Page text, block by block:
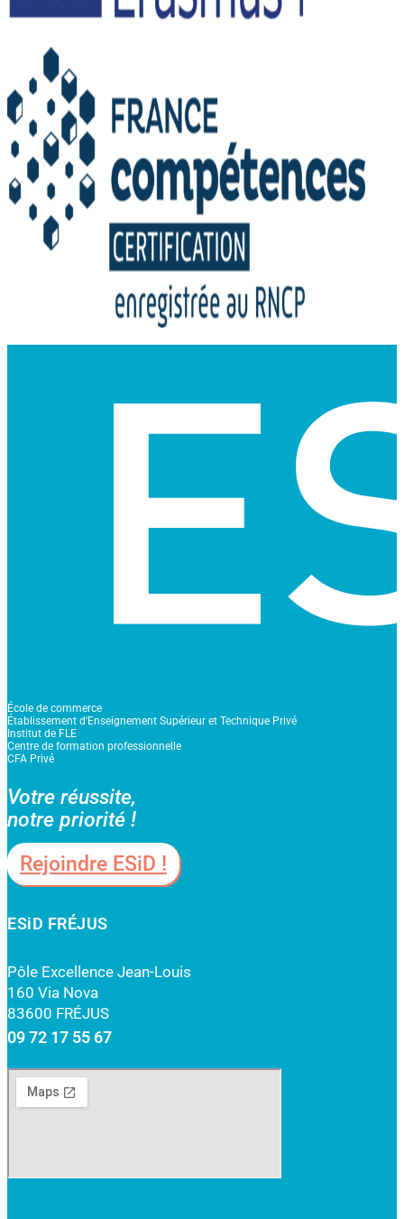
École de commerce
Établissement d'Enseignement Supérieur et Technique Privé
Institut de FLE
Centre de formation professionnelle
CFA Privé
Votre réussite,
notre priorité !
Rejoindre ESiD !
ESiD FRÉJUS
Pôle Excellence Jean-Louis
160 Via Nova
83600 FRÉJUS
09 72 17 55 67